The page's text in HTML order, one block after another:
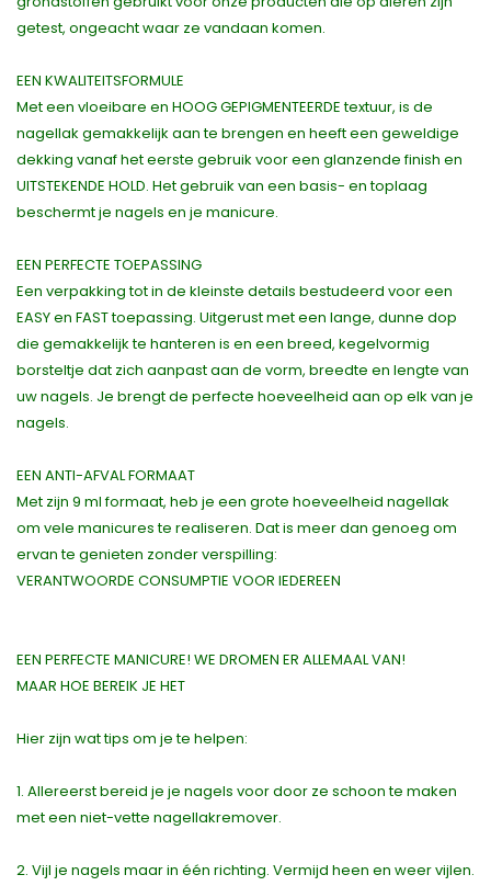
getest, ongeacht waar ze vandaan komen.
EEN KWALITEITSFORMULE
Met een vloeibare en HOOG GEPIGMENTEERDE textuur, is de
nagellak gemakkelijk aan te brengen en heeft een geweldige
dekking vanaf het eerste gebruik voor een glanzende finish en
UITSTEKENDE HOLD. Het gebruik van een basis- en toplaag
beschermt je nagels en je manicure.
EEN PERFECTE TOEPASSING
Een verpakking tot in de kleinste details bestudeerd voor een
EASY en FAST toepassing. Uitgerust met een lange, dunne dop
die gemakkelijk te hanteren is en een breed, kegelvormig
borsteltje dat zich aanpast aan de vorm, breedte en lengte van
uw nagels. Je brengt de perfecte hoeveelheid aan op elk van je
nagels.
EEN ANTI-AFVAL FORMAAT
Met zijn 9 ml formaat, heb je een grote hoeveelheid nagellak
om vele manicures te realiseren. Dat is meer dan genoeg om
ervan te genieten zonder verspilling:
VERANTWOORDE CONSUMPTIE VOOR IEDEREEN
EEN PERFECTE MANICURE! WE DROMEN ER ALLEMAAL VAN!
MAAR HOE BEREIK JE HET
Hier zijn wat tips om je te helpen:
1. Allereerst bereid je je nagels voor door ze schoon te maken
met een niet-vette nagellakremover.
2. Vijl je nagels maar in één richting. Vermijd heen en weer vijlen.